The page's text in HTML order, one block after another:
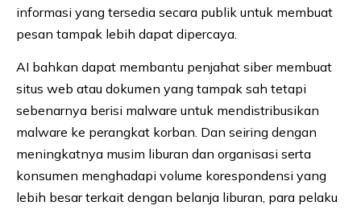
informasi yang tersedia secara publik untuk membuat
pesan tampak lebih dapat dipercaya.
AI bahkan dapat membantu penjahat siber membuat
situs web atau dokumen yang tampak sah tetapi
sebenarnya berisi malware untuk mendistribusikan
malware ke perangkat korban. Dan seiring dengan
meningkatnya musim liburan dan organisasi serta
konsumen menghadapi volume korespondensi yang
lebih besar terkait dengan belanja liburan, para pelaku